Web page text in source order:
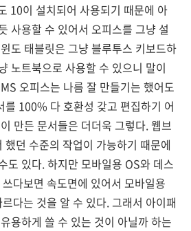
10이 설치되어 사용되기 때문에 아
사용할 수 있어서 오피스를 그냥 설
도 태블릿은 그냥 블루투스 키보드하
노트북으로 사용할 수 있으니 말이
오피스는 나름 잘 만들기는 했어도
를 100% 다 호환성 갖고 편집하기 어
만든 문서들은 더더욱 그렇다. 웹브
했던 수준의 작업이 가능하기 때문에
도 있다. 하지만 모바일용 OS와 데스
다보면 속도면에 있어서 모바일용
다는 것을 알 수 있다. 그래서 아이패
용하게 쓸 수 있는 것이 아닐까 하는